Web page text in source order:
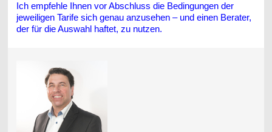
Ich empfehle Ihnen vor Abschluss die Bedingungen der
jeweiligen Tarife sich genau anzusehen – und einen Berater,
der für die Auswahl haftet, zu nutzen.